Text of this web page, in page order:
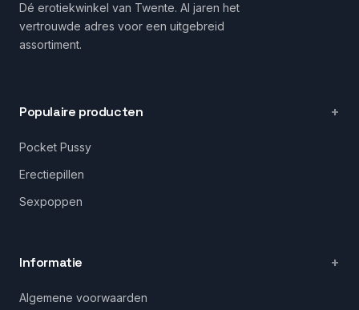
Dé erotiekwinkel van Twente. Al jaren het
vertrouwde adres voor een uitgebreid
assortiment.
Populaire producten
Pocket Pussy
Erectiepillen
Sexpoppen
Informatie
Algemene voorwaarden